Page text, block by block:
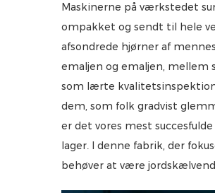
Maskinerne på værkstedet
ompakket og sendt til hele
afsondrede hjørner af
emaljen og emaljen, mellem
som lærte
dem, som folk gradvist
er det vores mest
lager. I denne fabrik, der
behøver at være